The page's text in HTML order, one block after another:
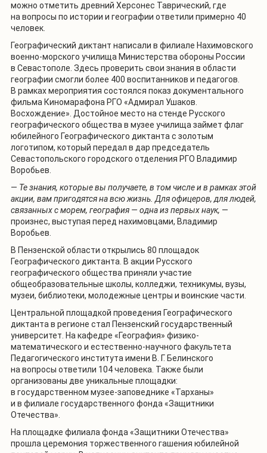
можно отметить древний Херсонес Таврический, где
на вопросы по истории и географии ответили примерно 40
человек.
Географический диктант написали в филиале Нахимовского
военно-морского училища Министерства обороны России
в Севастополе. Здесь проверить свои знания в области
географии смогли более 400 воспитанников и педагогов.
В рамках мероприятия состоялся показ документального
фильма Киномарафона РГО «Адмирал Ушаков.
Восхождение». Достойное место на стенде Русского
географического общества в музее училища займет флаг
юбилейного Географического диктанта с золотым
логотипом, который передал в дар председатель
Севастопольского городского отделения РГО Владимир
Воробьев.
— Те знания, которые вы получаете, в том числе и в рамках этой
акции, вам пригодятся на всю жизнь. Для офицеров, для людей,
связанных с морем, география — одна из первых наук, —
произнес, выступая перед нахимовцами, Владимир
Воробьев.
В Пензенской области открылись 80 площадок
Географического диктанта. В акции Русского
географического общества приняли участие
общеобразовательные школы, колледжи, техникумы, вузы,
музеи, библиотеки, молодежные центры и воинские части.
Центральной площадкой проведения Географического
диктанта в регионе стал Пензенский государственный
университет. На кафедре «География» физико-
математического и естественно-научного факультета
Педагогического института имени В. Г. Белинского
на вопросы ответили 104 человека. Также были
организованы две уникальные площадки:
в государственном музее-заповеднике «Тарханы»
и в филиале государственного фонда «Защитники
Отечества».
На площадке филиала фонда «Защитники Отечества»
прошла церемония торжественного гашения юбилейной